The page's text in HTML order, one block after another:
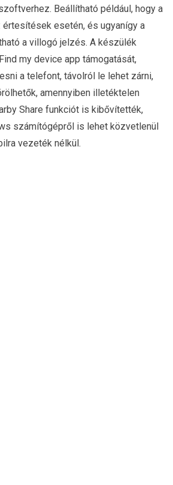
Beállítható például, hogy a
értesítések esetén, és ugyanígy a
a villogó jelzés. A készülék
my device app támogatását,
a telefont, távolról le lehet zárni,
amennyiben illetéktelen
Share funkciót is kibővítették,
számítógépről is lehet közvetlenül
vezeték nélkül.